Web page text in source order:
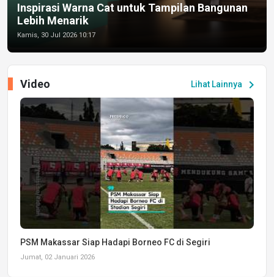
Inspirasi Warna Cat untuk Tampilan Bangunan
Lebih Menarik
Kamis, 30 Jul 2026 10:17
Lihat Lainnya chevron_right
Video
PSM Makassar Siap Hadapi Borneo FC di Segiri
Jumat, 02 Januari 2026